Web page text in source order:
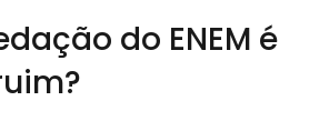
do ENEM é